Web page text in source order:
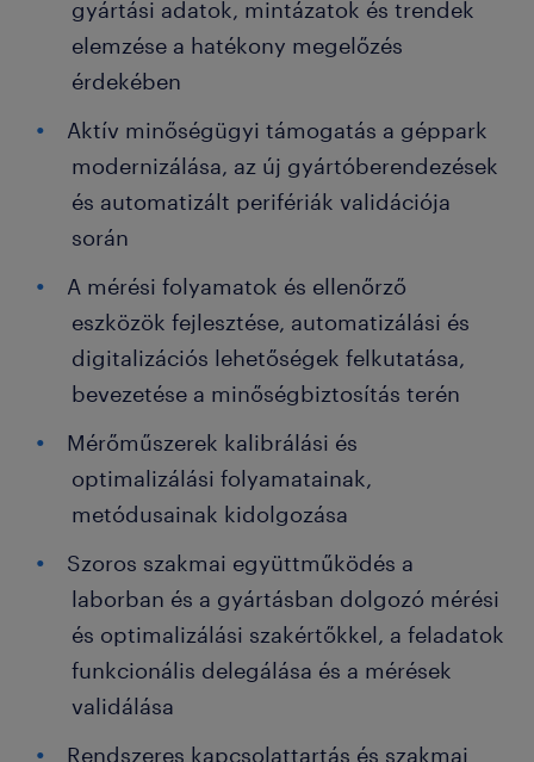
gyártási adatok, mintázatok és trendek
elemzése a hatékony megelőzés
érdekében
Aktív minőségügyi támogatás a géppark
modernizálása, az új gyártóberendezések
és automatizált perifériák validációja
során
A mérési folyamatok és ellenőrző
eszközök fejlesztése, automatizálási és
digitalizációs lehetőségek felkutatása,
bevezetése a minőségbiztosítás terén
Mérőműszerek kalibrálási és
optimalizálási folyamatainak,
metódusainak kidolgozása
Szoros szakmai együttműködés a
laborban és a gyártásban dolgozó mérési
és optimalizálási szakértőkkel, a feladatok
funkcionális delegálása és a mérések
validálása
Rendszeres kapcsolattartás és szakmai